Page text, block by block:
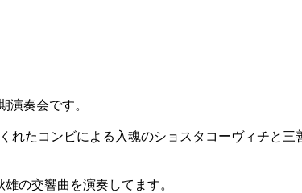
演奏会です。
れたコンビによる入魂のショスタコーヴィチと三
の交響曲を演奏してます。